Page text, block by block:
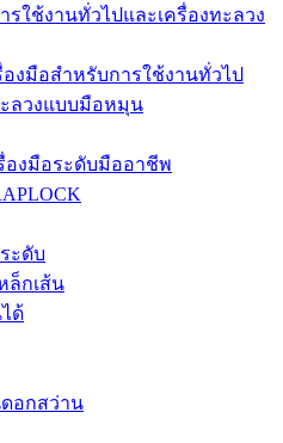
รใช้งานทั่วไปและเครื่องทะลวง
องมือสำหรับการใช้งานทั่วไป
ะลวงแบบมือหมุน
องมือระดับมืออาชีพ
ะดับ
ล็กเส้น
ด้
อกสว่าน